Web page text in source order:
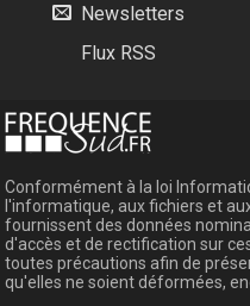
Newsletters
Flux RSS
Conformément à la loi
l'informatique, aux fichiers et
fournissent des données
d'accès et de rectification sur
toutes précautions afin de
qu'elles ne soient déformées,